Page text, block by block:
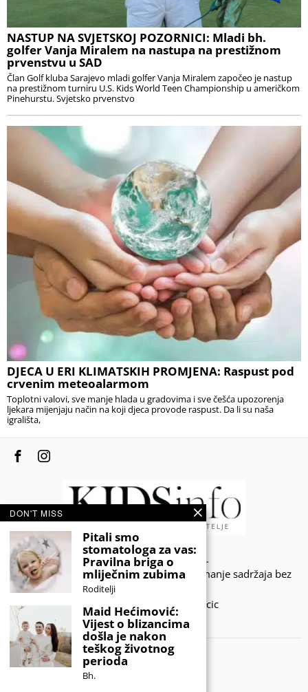
NASTUP NA SVJETSKOJ POZORNICI: Mladi bh.
golfer Vanja Miralem na nastupa na prestižnom
prvenstvu u SAD
Član Golf kluba Sarajevo mladi golfer Vanja Miralem započeo je nastup
na prestižnom turniru U.S. Kids World Teen Championship u američkom
Pinehurstu. Svjetsko prvenstvo
DJECA U ERI KLIMATSKIH PROMJENA: Raspust pod
crvenim meteoalarmom
Toplotni valovi, sve manje hlada u gradovima i sve češća upozorenja
ljekara mijenjaju način na koji djeca provode raspust. Da li su naša
igrališta,
© 2020 - KIDSINFO.BA.
Sva prava zadržana. Zabranjeno preuzimanje sadržaja bez
dozvole izdavača.
Developed by Amar SIjercic
IZAŠAO JE NOVI MAGAZIN!
DON'T MISS
Pitali smo
stomatologa za vas:
Pravilna briga o
mliječnim zubima
Roditelji
Maid Hećimović:
Vijest o blizancima
došla je nakon
teškog životnog
perioda
Bh.